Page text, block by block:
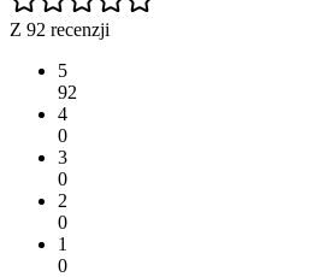
Z 92 recenzji
5
92
4
0
3
0
2
0
1
0